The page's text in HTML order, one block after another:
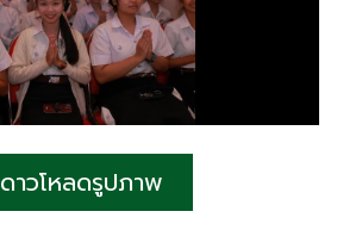
ดาวโหลดรูปภาพ